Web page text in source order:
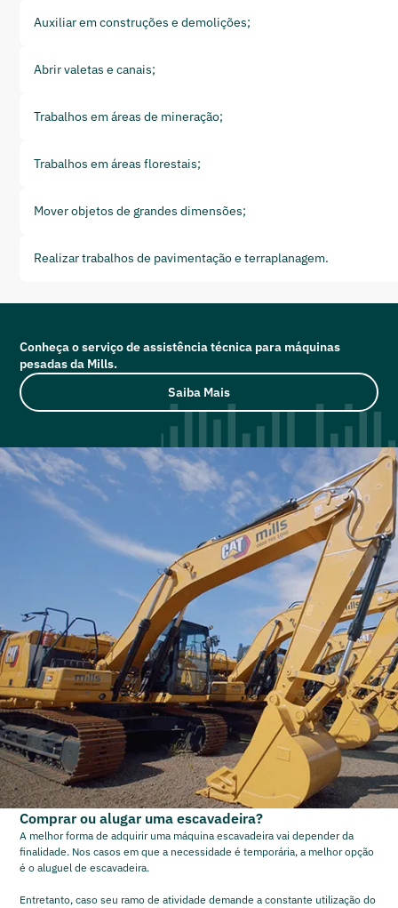
Auxiliar em construções e demolições;
Abrir valetas e canais;
Trabalhos em áreas de mineração;
Trabalhos em áreas florestais;
Mover objetos de grandes dimensões;
Realizar trabalhos de pavimentação e terraplanagem.
Conheça o serviço de assistência técnica para máquinas
pesadas da Mills.
Saiba Mais
Comprar ou alugar uma escavadeira?
A melhor forma de adquirir uma máquina escavadeira vai depender da
finalidade. Nos casos em que a necessidade é temporária, a melhor opção
é o aluguel de escavadeira.
Entretanto, caso seu ramo de atividade demande a constante utilização do